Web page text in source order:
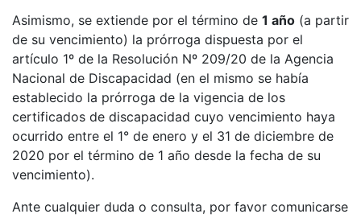
Asimismo, se extiende por el término de 1 año (a partir
de su vencimiento) la prórroga dispuesta por el
artículo 1º de la Resolución Nº 209/20 de la Agencia
Nacional de Discapacidad (en el mismo se había
establecido la prórroga de la vigencia de los
certificados de discapacidad cuyo vencimiento haya
ocurrido entre el 1° de enero y el 31 de diciembre de
2020 por el término de 1 año desde la fecha de su
vencimiento).
Ante cualquier duda o consulta, por favor comunicarse